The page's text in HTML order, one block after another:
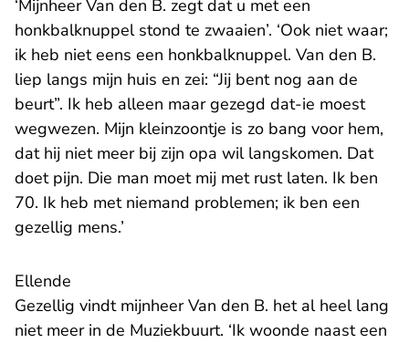
‘Mijnheer Van den B. zegt dat u met een
honkbalknuppel stond te zwaaien’. ‘Ook niet waar;
ik heb niet eens een honkbalknuppel. Van den B.
liep langs mijn huis en zei: “Jij bent nog aan de
beurt”. Ik heb alleen maar gezegd dat-ie moest
wegwezen. Mijn kleinzoontje is zo bang voor hem,
dat hij niet meer bij zijn opa wil langskomen. Dat
doet pijn. Die man moet mij met rust laten. Ik ben
70. Ik heb met niemand problemen; ik ben een
gezellig mens.’
Ellende
Gezellig vindt mijnheer Van den B. het al heel lang
niet meer in de Muziekbuurt. ‘Ik woonde naast een